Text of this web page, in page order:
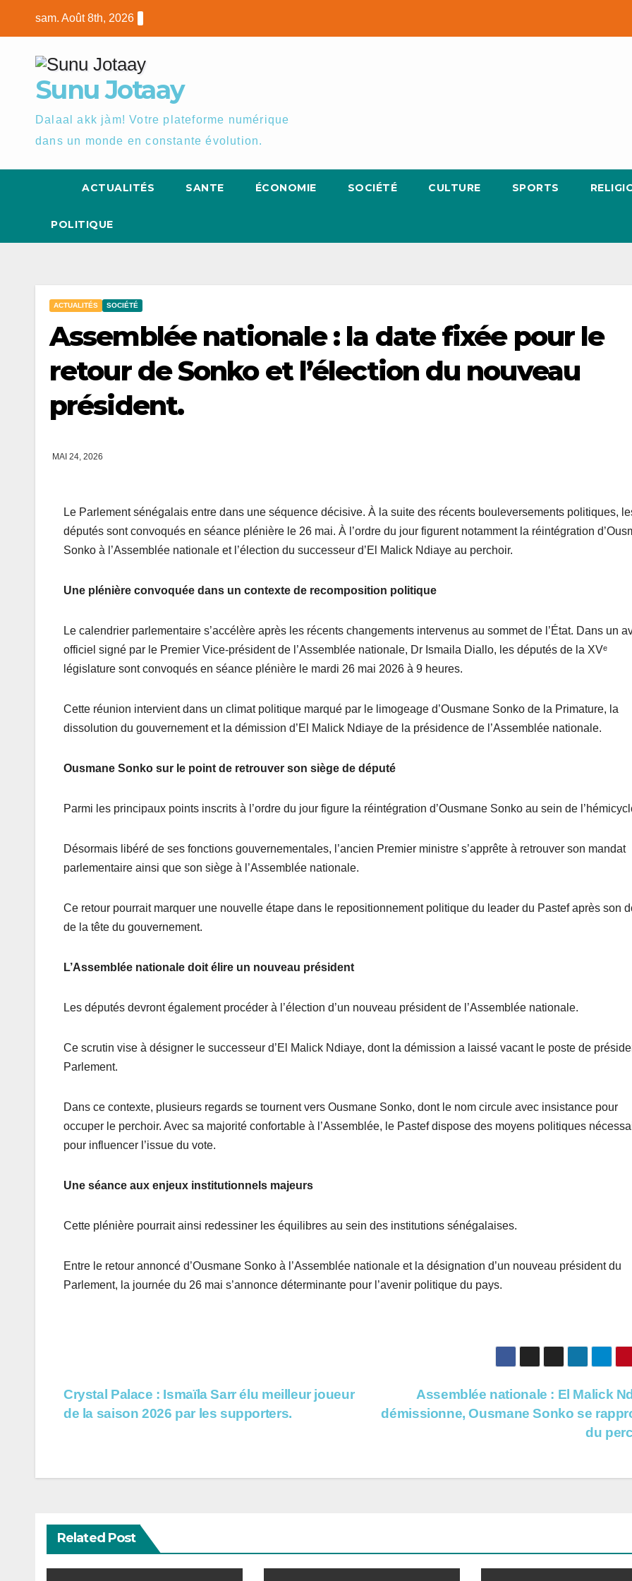
sam. Août 8th, 2026
Sunu Jotaay
Dalaal akk jàm! Votre plateforme numérique
dans un monde en constante évolution.
ACTUALITÉS SANTE ÉCONOMIE SOCIÉTÉ CULTURE SPORTS
POLITIQUE
ACTUALITÉS SOCIÉTÉ
Assemblée nationale : la date fixée pour le
retour de Sonko et l’élection du nouveau
président.
MAI 24, 2026
Le Parlement sénégalais entre dans une séquence décisive. À la suite des récents bouleversements politiques,
députés sont convoqués en séance plénière le 26 mai. À l’ordre du jour figurent notamment la réintégration
Sonko à l’Assemblée nationale et l’élection du successeur d’El Malick Ndiaye au perchoir.
Une plénière convoquée dans un contexte de recomposition politique
Le calendrier parlementaire s’accélère après les récents changements intervenus au sommet de l’État. Dans un
officiel signé par le Premier Vice-président de l’Assemblée nationale, Dr Ismaila Diallo, les députés de la XVᵉ
législature sont convoqués en séance plénière le mardi 26 mai 2026 à 9 heures.
Cette réunion intervient dans un climat politique marqué par le limogeage d’Ousmane Sonko de la Primature, la
dissolution du gouvernement et la démission d’El Malick Ndiaye de la présidence de l’Assemblée nationale.
Ousmane Sonko sur le point de retrouver son siège de député
Parmi les principaux points inscrits à l’ordre du jour figure la réintégration d’Ousmane Sonko au sein de
Désormais libéré de ses fonctions gouvernementales, l’ancien Premier ministre s’apprête à retrouver son mandat
parlementaire ainsi que son siège à l’Assemblée nationale.
Ce retour pourrait marquer une nouvelle étape dans le repositionnement politique du leader du Pastef après son
de la tête du gouvernement.
L’Assemblée nationale doit élire un nouveau président
Les députés devront également procéder à l’élection d’un nouveau président de l’Assemblée nationale.
Ce scrutin vise à désigner le successeur d’El Malick Ndiaye, dont la démission a laissé vacant le poste de
Parlement.
Dans ce contexte, plusieurs regards se tournent vers Ousmane Sonko, dont le nom circule avec insistance pour
occuper le perchoir. Avec sa majorité confortable à l’Assemblée, le Pastef dispose des moyens politiques
pour influencer l’issue du vote.
Une séance aux enjeux institutionnels majeurs
Cette plénière pourrait ainsi redessiner les équilibres au sein des institutions sénégalaises.
Entre le retour annoncé d’Ousmane Sonko à l’Assemblée nationale et la désignation d’un nouveau président du
Parlement, la journée du 26 mai s’annonce déterminante pour l’avenir politique du pays.
Navigation
Assemblée nationale : El Malick
démissionne, Ousmane Sonko se
du
Crystal Palace : Ismaïla Sarr élu meilleur joueur
de la saison 2026 par les supporters.
Related Post